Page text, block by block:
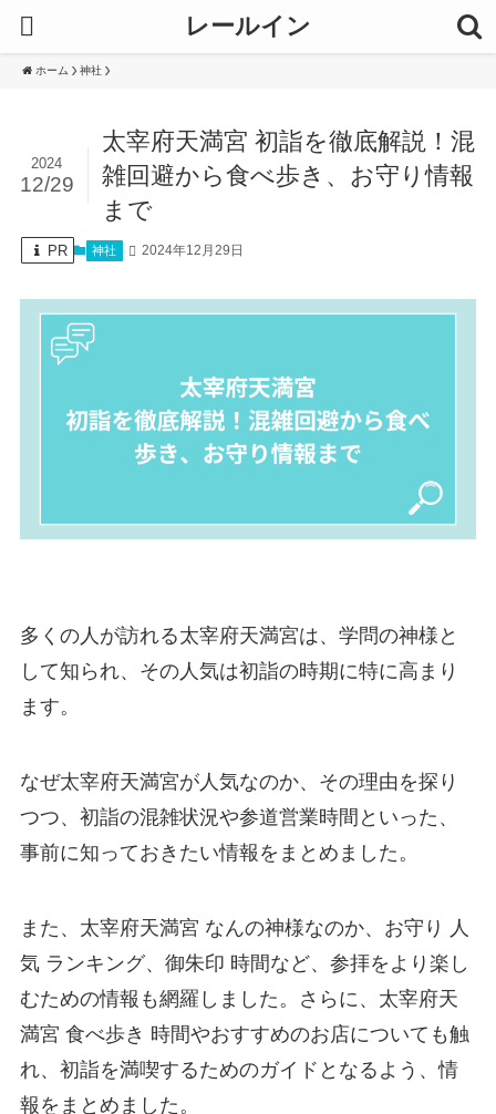
レールイン
ホーム 神社
太宰府天満宮 初詣を徹底解説！混
雑回避から食べ歩き、お守り情報
まで
2024
12/29
PR 神社 2024年12月29日
多くの人が訪れる太宰府天満宮は、学問の神様と
して知られ、その人気は初詣の時期に特に高まり
ます。
なぜ太宰府天満宮が人気なのか、その理由を探り
つつ、初詣の混雑状況や参道営業時間といった、
事前に知っておきたい情報をまとめました。
また、太宰府天満宮 なんの神様なのか、お守り 人
気 ランキング、御朱印 時間など、参拝をより楽し
むための情報も網羅しました。さらに、太宰府天
満宮 食べ歩き 時間やおすすめのお店についても触
れ、初詣を満喫するためのガイドとなるよう、情
報をまとめました。